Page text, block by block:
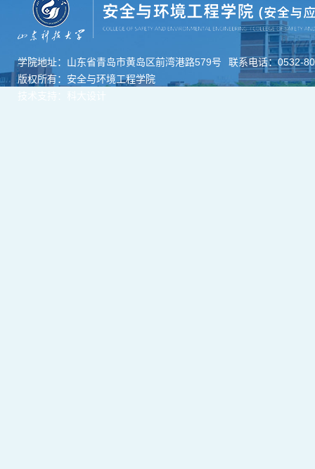
学院地址：山东省青岛市黄岛区前湾港路579号
联系电话：0532-
版权所有：安全与环境工程学院